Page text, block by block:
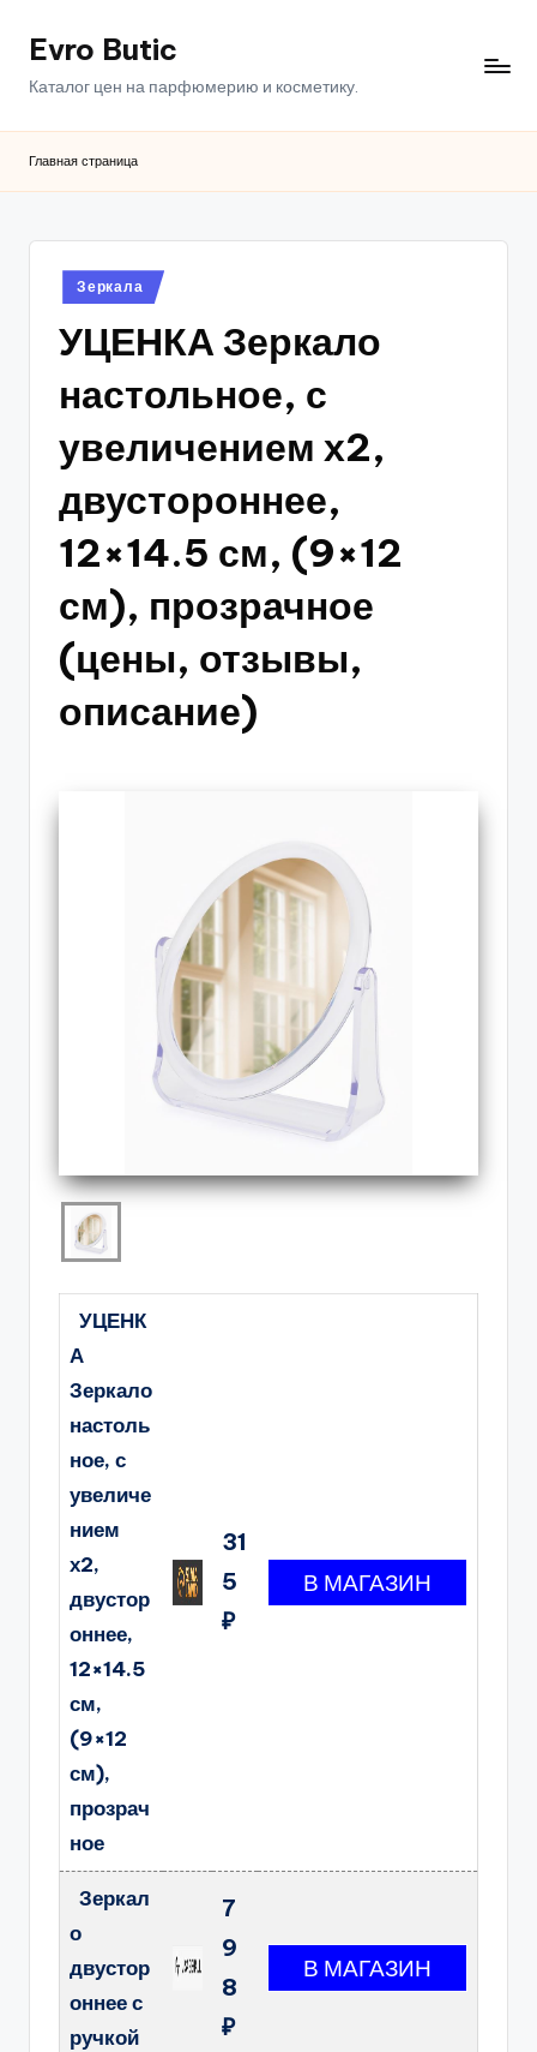
ПерейтиEvro Butic
Каталог цен на парфюмерию и косметику.
Главная страница
Опубликовано
в
Зеркала
УЦЕНКА Зеркало
настольное, с
увеличением х2,
двустороннее,
12×14.5 см, (9×12
см), прозрачное
(цены, отзывы,
описание)
УЦЕНК
А
Зеркало
настоль
ное, с
увеличе
нием
х2,
двустор
оннее,
12×14.5
см,
(9×12
см),
прозрач
ное
31
5
₽
Зеркал
о
двустор
оннее с
ручкой
7
9
8
₽